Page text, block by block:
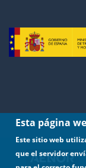
Esta página
Este sitio web
que el servidor